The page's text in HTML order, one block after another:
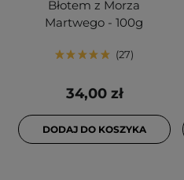
Błotem z Morza
Martwego - 100g
27
34,00 zł
DODAJ DO KOSZYKA